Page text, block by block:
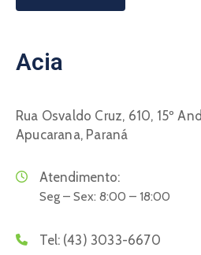
Acia
Rua Osvaldo Cruz, 610, 15º
Apucarana, Paraná
Atendimento:
Seg – Sex: 8:00 – 18:00
Tel: (43) 3033-6670